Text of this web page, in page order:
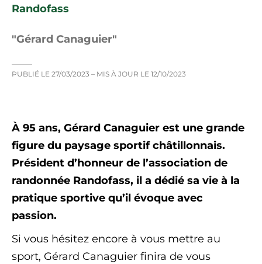
Randofass
Gérard Canaguier
PUBLIÉ LE 27/03/2023 – MIS À JOUR LE 12/10/2023
À 95 ans, Gérard Canaguier est une grande
figure du paysage sportif châtillonnais.
Président d’honneur de l’association de
randonnée Randofass, il a dédié sa vie à la
pratique sportive qu’il évoque avec
passion.
Si vous hésitez encore à vous mettre au
sport, Gérard Canaguier finira de vous